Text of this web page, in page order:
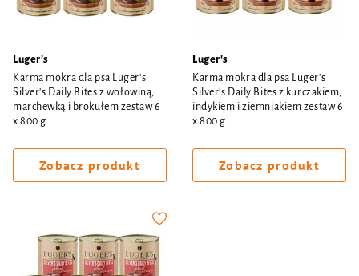
Luger's
Karma mokra dla psa Luger's
Silver's Daily Bites z wołowiną,
marchewką i brokułem zestaw 6
x 800 g
Zobacz produkt
Luger's
Karma mokra dla psa Luger's
Silver's Daily Bites z kurczakiem,
indykiem i ziemniakiem zestaw 6
x 800 g
Zobacz produkt